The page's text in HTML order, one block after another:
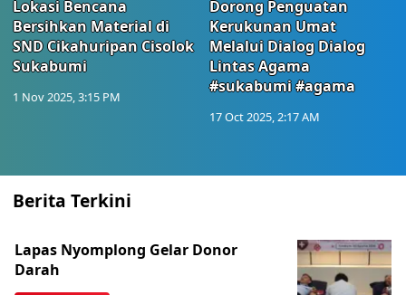
Lokasi Bencana
Bersihkan Material di
SND Cikahuripan Cisolok
Sukabumi
1 Nov 2025, 3:15 PM
Dorong Penguatan
Kerukunan Umat
Melalui Dialog Dialog
Lintas Agama
#sukabumi #agama
17 Oct 2025, 2:17 AM
Berita Terkini
Lapas Nyomplong Gelar Donor
Darah